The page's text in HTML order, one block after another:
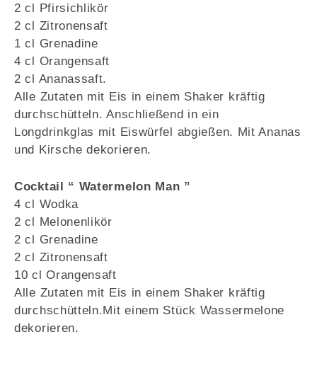
2 cl Pfirsichlikör
2 cl Zitronensaft
1 cl Grenadine
4 cl Orangensaft
2 cl Ananassaft.
Alle Zutaten mit Eis in einem Shaker kräftig
durchschütteln. Anschließend in ein
Longdrinkglas mit Eiswürfel abgießen. Mit Ananas
und Kirsche dekorieren.
Cocktail “ Watermelon Man ”
4 cl Wodka
2 cl Melonenlikör
2 cl Grenadine
2 cl Zitronensaft
10 cl Orangensaft
Alle Zutaten mit Eis in einem Shaker kräftig
durchschütteln.Mit einem Stück Wassermelone
dekorieren.